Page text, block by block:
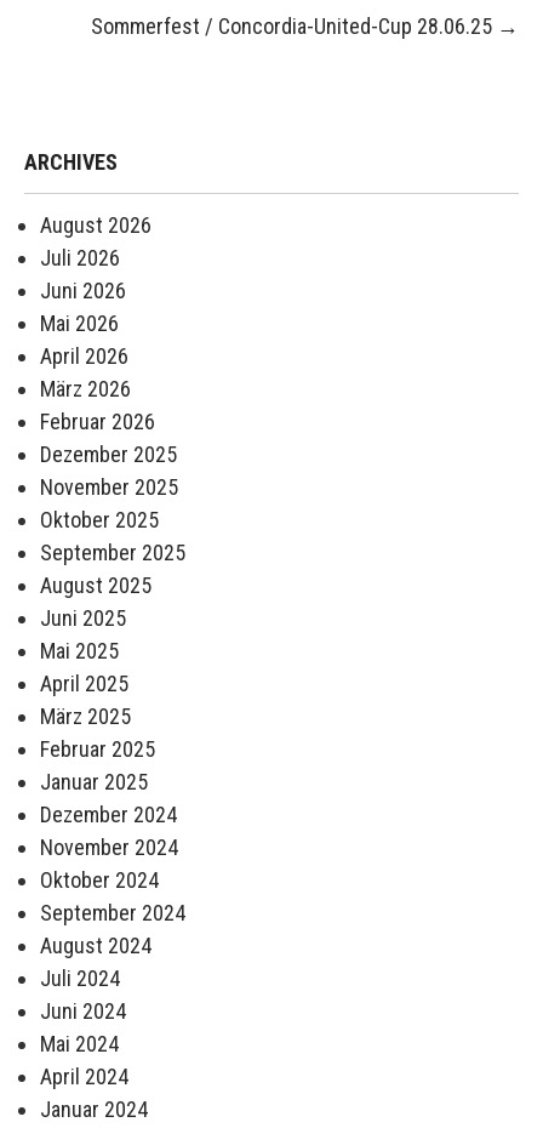
Sommerfest / Concordia-United-Cup 28.06.25 →
ARCHIVES
August 2026
Juli 2026
Juni 2026
Mai 2026
April 2026
März 2026
Februar 2026
Dezember 2025
November 2025
Oktober 2025
September 2025
August 2025
Juni 2025
Mai 2025
April 2025
März 2025
Februar 2025
Januar 2025
Dezember 2024
November 2024
Oktober 2024
September 2024
August 2024
Juli 2024
Juni 2024
Mai 2024
April 2024
Januar 2024